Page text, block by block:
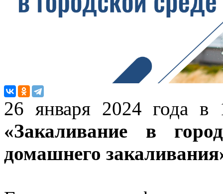
26 января 2024 года в
«Закаливание в
домашнего